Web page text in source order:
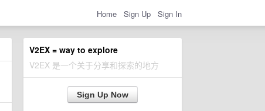
Home Sign Up Sign In
V2EX = way to explore
V2EX 是一个关于分享和探索的地方
Sign Up Now